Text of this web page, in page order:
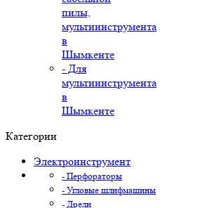
пилы,
мультиинструмента
в
Шымкенте
- Для
мультиинструмента
в
Шымкенте
Категории
Электроинструмент
- Перфораторы
- Угловые шлифмашины
- Дрели